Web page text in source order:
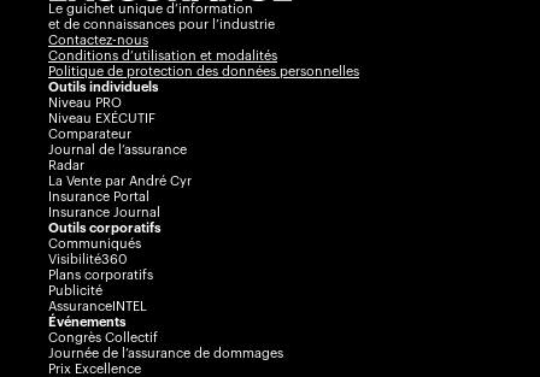
Le guichet unique d’information
et de connaissances pour l’industrie
Contactez-nous
Conditions d’utilisation et modalités
Politique de protection des données personnelles
Outils individuels
Niveau PRO
Niveau EXÉCUTIF
Comparateur
Journal de l’assurance
Radar
La Vente par André Cyr
Insurance Portal
Insurance Journal
Outils corporatifs
Communiqués
Visibilité360
Plans corporatifs
Publicité
AssuranceINTEL
Événements
Congrès Collectif
Journée de l’assurance de dommages
Prix Excellence